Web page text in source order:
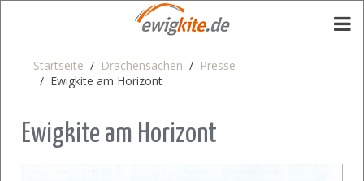
Startseite Drachensachen
Presse
Ewigkite am Horizont
Ewigkite am Horizont